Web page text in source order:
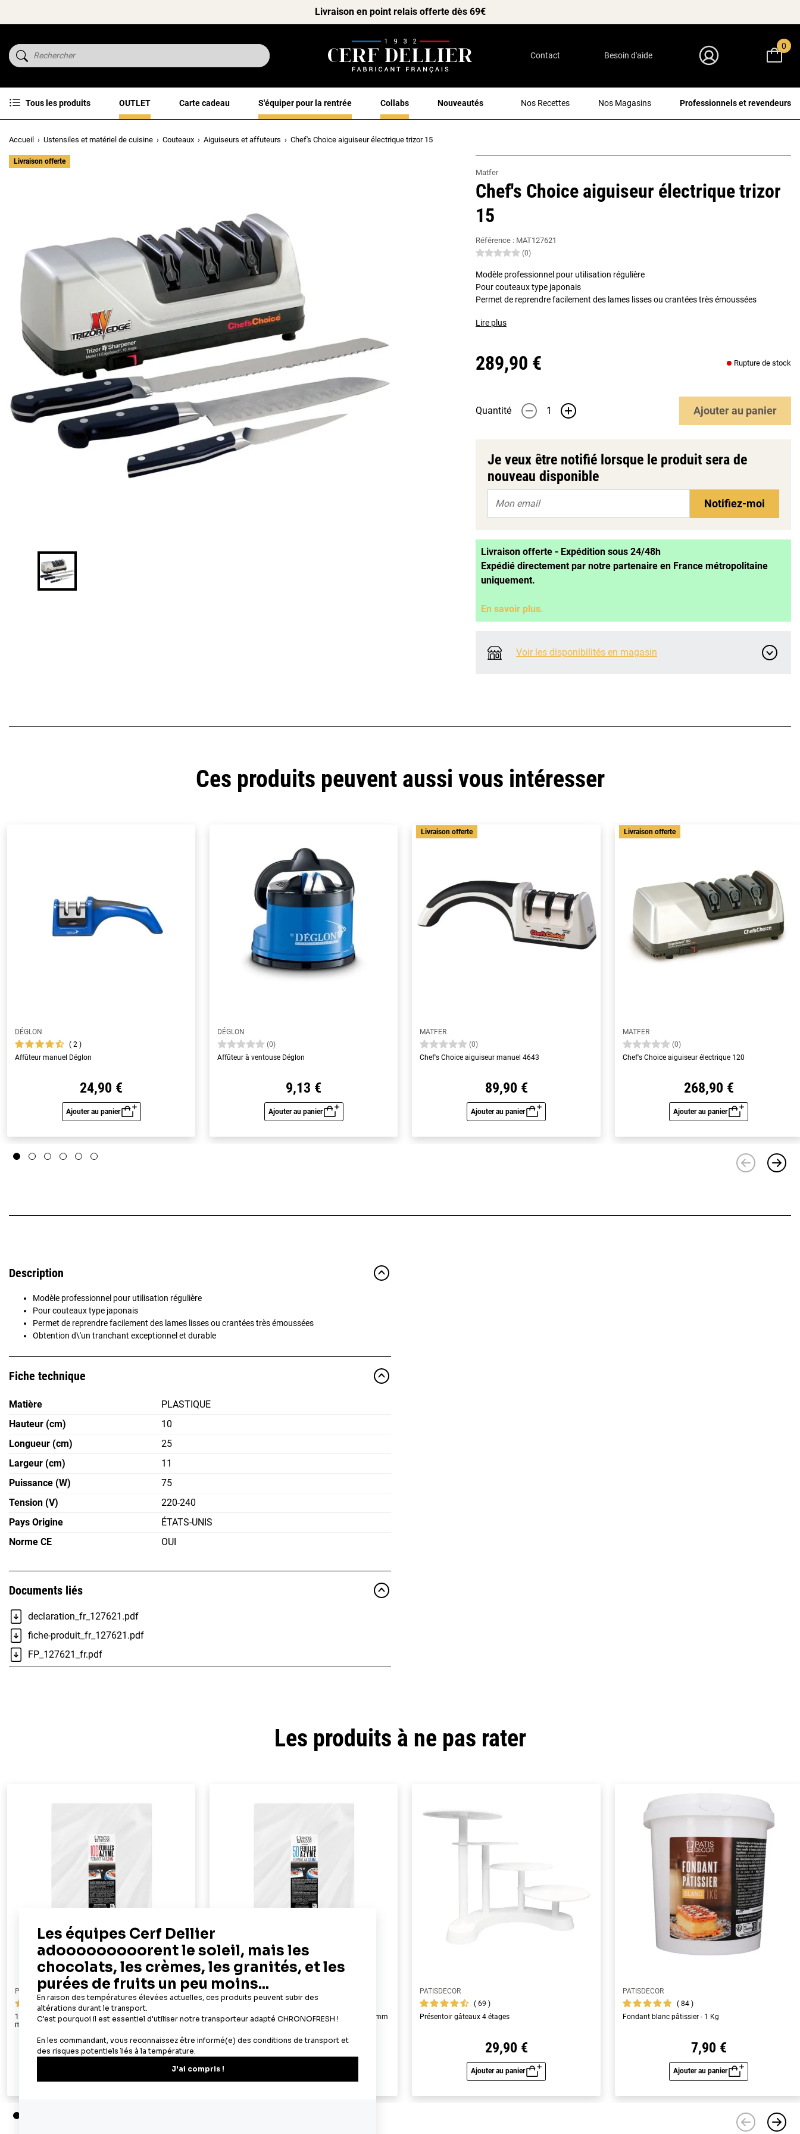
Livraison en point relais offerte dès 69€
Contact Besoin d'aide
0
Tous les produits OUTLET Carte cadeau S'équiper pour la rentrée Collabs Nouveautés Nos Recettes Nos Magasins Professionnels et revendeurs
Accueil Ustensiles et matériel de cuisine Couteaux Aiguiseurs et affuteurs Chef's Choice aiguiseur électrique trizor 15
Matfer
Chef's Choice aiguiseur électrique trizor
15
Référence : MAT127621
(0)
Modèle professionnel pour utilisation régulière
Pour couteaux type japonais
Permet de reprendre facilement des lames lisses ou crantées très émoussées
Lire plus
289,90 € Rupture de stock
Quantité - + Ajouterau panier
Je veux être notifié lorsque le produit sera de
nouveau disponible
Notifiez-moi
Livraison offerte - Expédition sous 24/48h
Expédié directement par notre partenaire en France métropolitaine
uniquement.
En savoir plus.
Voir les disponibilités en magasin
Livraison offerte
Ces produits peuvent aussi vous intéresser
DÉGLON
2
Affûteur manuel Déglon
24,90 €
Ajouter au panier
Aperçu rapide
DÉGLON
(0)
Affûteur à ventouse Déglon
9,13 €
Ajouter au panier
Aperçu rapide
MATFER
(0)
Chef's Choice aiguiseur manuel 4643
89,90 €
Ajouter au panier
Aperçu rapide
Livraison offerte
MATFER
(0)
Chef's Choice aiguiseur électrique 120
268,90 €
Ajouter au panier
Aperçu rapide
Livraison offerte
Description
Modèle professionnel pour utilisation régulière
Pour couteaux type japonais
Permet de reprendre facilement des lames lisses ou crantées très émoussées
Obtention d\'un tranchant exceptionnel et durable
Fiche technique
Matière
PLASTIQUE
Hauteur (cm)
10
Longueur (cm)
25
Largeur (cm)
11
Puissance (W)
75
Tension (V)
220-240
Pays Origine
ÉTATS-UNIS
Norme CE
OUI
Documents liés
declaration_fr_127621.pdf
fiche-produit_fr_127621.pdf
FP_127621_fr.pdf
Les produits à ne pas rater
PATISDECOR
100 feuilles azyme alimentaires A4 - épaisseur 0,3
mm
22,90 €
PATISDECOR
50 feuilles azyme alimentaires A4 - épaisseur 0,6 mm
19,90 €
PATISDECOR
69
Présentoir gâteaux 4 étages
29,90 €
Ajouter au panier
Aperçu rapide
PATISDECOR
84
Fondant blanc pâtissier - 1 Kg
7,90 €
Ajouter au panier
Aperçu rapide